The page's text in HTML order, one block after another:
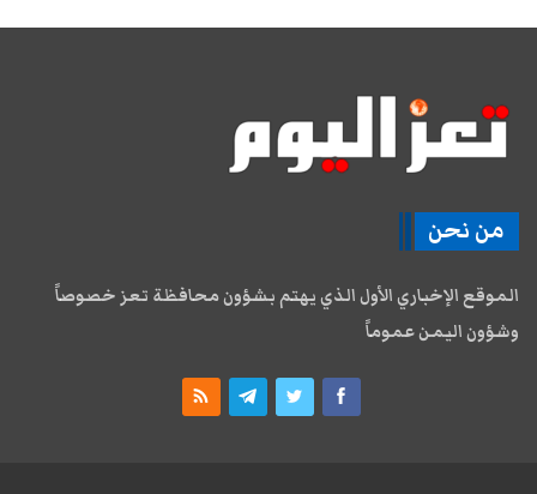
من نحن
الموقع الإخباري الأول الذي يهتم بشؤون محافظة تعز خصوصاً
وشؤون اليمن عموماً